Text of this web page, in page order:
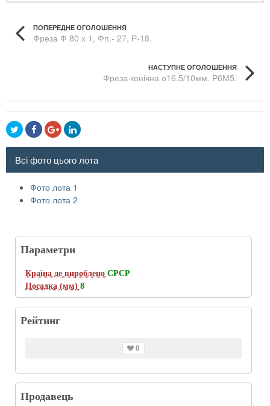
ПОПЕРЕДНЕ ОГОЛОШЕННЯ
Фреза Ф 80 х 1, Фп.- 27, Р-18.
НАСТУПНЕ ОГОЛОШЕННЯ
Фреза конічна о16.5/10мм. Р6М5.
Всі фото цього лота
Фото лота 1
Фото лота 2
Параметри
Країна де вироблено СРСР
Посадка (мм) 8
Рейтинг
0
Продавець